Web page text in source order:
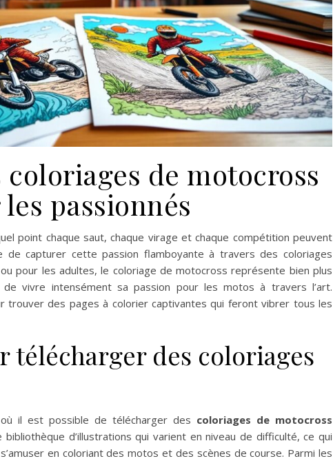
de motocross
passionnés
point chaque saut, chaque virage et chaque compétition peuvent
capturer cette passion flamboyante à travers des coloriages
pour les adultes, le coloriage de motocross représente bien plus
de vivre intensément sa passion pour les motos à travers l’art.
trouver des pages à colorier captivantes qui feront vibrer tous les
télécharger des coloriages
il est possible de télécharger des coloriages de motocross
d’illustrations qui varient en niveau de difficulté, ce qui
en coloriant des motos et des scènes de course. Parmi les